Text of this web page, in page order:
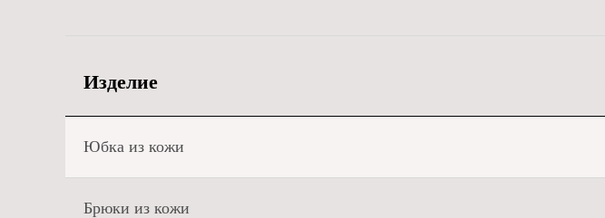
Изделие
Юбка из кожи
Брюки из кожи